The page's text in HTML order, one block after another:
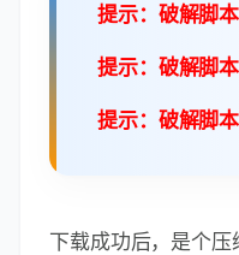
提示：破解脚
提示：破解脚
提示：破解脚
下载成功后，是个